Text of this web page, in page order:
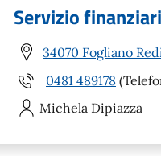
Servizio
34070 Fogliano
0481 489178
Michela Dipiazza